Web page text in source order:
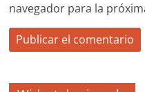
navegador para la